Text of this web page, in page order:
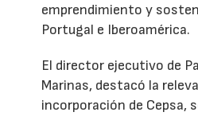
emprendimiento y
Portugal e Iberoamérica.
El director ejecutivo de
Marinas, destacó la
incorporación de Cepsa,